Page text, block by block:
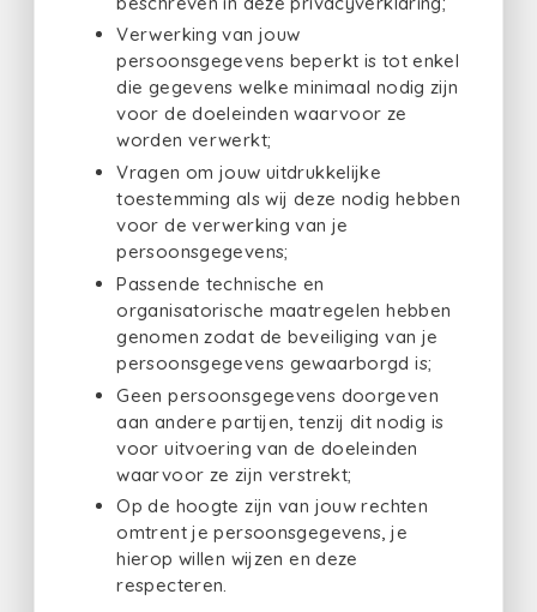
Verwerking van jouw
persoonsgegevens beperkt is tot enkel
die gegevens welke minimaal nodig zijn
voor de doeleinden waarvoor ze
worden verwerkt;
Vragen om jouw uitdrukkelijke
toestemming als wij deze nodig hebben
voor de verwerking van je
persoonsgegevens;
Passende technische en
organisatorische maatregelen hebben
genomen zodat de beveiliging van je
persoonsgegevens gewaarborgd is;
Geen persoonsgegevens doorgeven
aan andere partijen, tenzij dit nodig is
voor uitvoering van de doeleinden
waarvoor ze zijn verstrekt;
Op de hoogte zijn van jouw rechten
omtrent je persoonsgegevens, je
hierop willen wijzen en deze
respecteren.